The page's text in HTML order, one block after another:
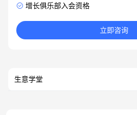
增长俱乐部入会资格
立即咨询
生意学堂